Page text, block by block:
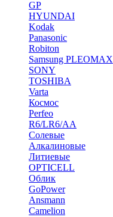
GP
HYUNDAI
Kodak
Panasonic
Robiton
Samsung PLEOMAX
SONY
TOSHIBA
Varta
Космос
Perfeo
R6/LR6/AA
Солевые
Алкалиновые
Литиевые
OPTICELL
Облик
GoPower
Ansmann
Camelion